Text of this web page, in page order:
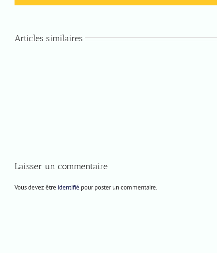
Articles similaires
Laisser un commentaire
Vous devez être identifié pour poster un commentaire.